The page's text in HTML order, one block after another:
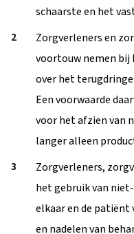
schaarste en het
Zorgverleners en
voortouw nemen bij
over het
Een voorwaarde
voor het afzien van
langer alleen
Zorgverleners,
het gebruik van
elkaar en de patiënt
en nadelen van